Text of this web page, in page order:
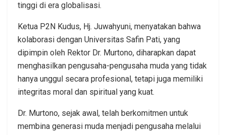
tinggi di era globalisasi.
Ketua P2N Kudus, Hj. Juwahyuni, menyatakan bahwa
kolaborasi dengan Universitas Safin Pati, yang
dipimpin oleh Rektor Dr. Murtono, diharapkan dapat
menghasilkan pengusaha-pengusaha muda yang tidak
hanya unggul secara profesional, tetapi juga memiliki
integritas moral dan spiritual yang kuat.
Dr. Murtono, sejak awal, telah berkomitmen untuk
membina generasi muda menjadi pengusaha melalui